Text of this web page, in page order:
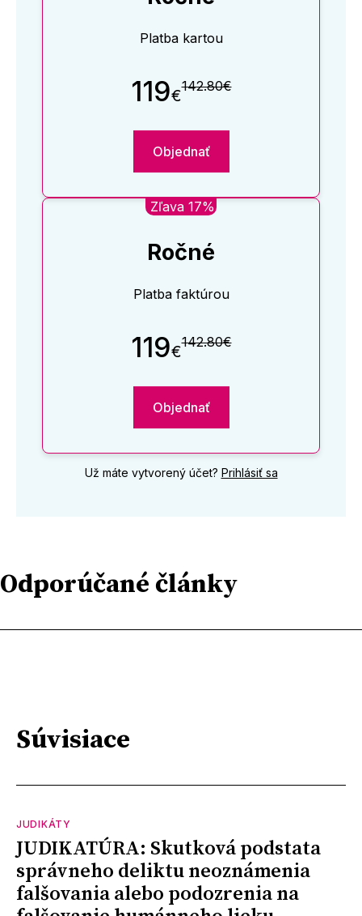
Platba kartou
119€142.80€
Objednať
Zľava 17%
Ročné
Platba faktúrou
119€142.80€
Objednať
Už máte vytvorený účet? Prihlásiť sa
Odporúčané články
Súvisiace
JUDIKÁTY
JUDIKATÚRA: Skutková podstata
správneho deliktu neoznámenia
falšovania alebo podozrenia na